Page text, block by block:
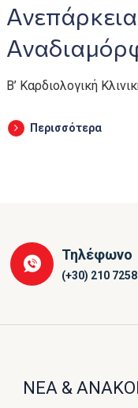
Β’ Καρδιολογική
Περισσότερα
Τηλέφωνο
(+30) 210
ΝΕΑ &